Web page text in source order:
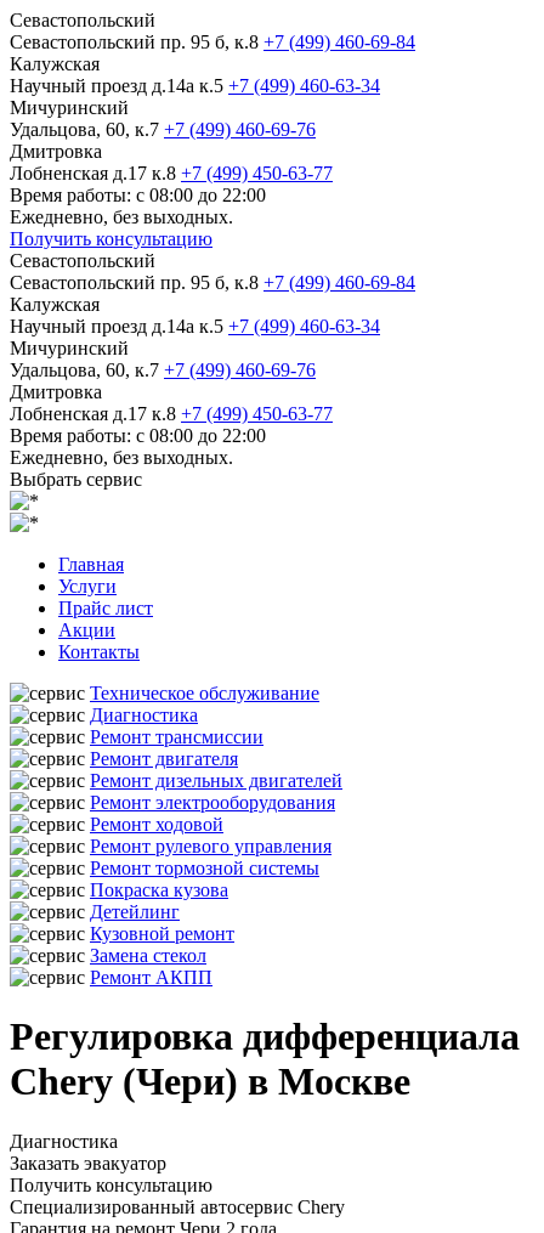
Севастопольский
Севастопольский пр. 95 б, к.8 +7 (499) 460-69-84
Калужская
Научный проезд д.14а к.5 +7 (499) 460-63-34
Мичуринский
Удальцова, 60, к.7 +7 (499) 460-69-76
Дмитровка
Лобненская д.17 к.8 +7 (499) 450-63-77
Время работы: с 08:00 до 22:00
Ежедневно, без выходных.
Получить консультацию
Севастопольский
Севастопольский пр. 95 б, к.8 +7 (499) 460-69-84
Калужская
Научный проезд д.14а к.5 +7 (499) 460-63-34
Мичуринский
Удальцова, 60, к.7 +7 (499) 460-69-76
Дмитровка
Лобненская д.17 к.8 +7 (499) 450-63-77
Время работы: с 08:00 до 22:00
Ежедневно, без выходных.
Выбрать сервис
Главная
Услуги
Прайс лист
Акции
Контакты
Техническое обслуживание
Диагностика
Ремонт трансмиссии
Ремонт двигателя
Ремонт дизельных двигателей
Ремонт электрооборудования
Ремонт ходовой
Ремонт рулевого управления
Ремонт тормозной системы
Покраска кузова
Детейлинг
Кузовной ремонт
Замена стекол
Ремонт АКПП
Регулировка дифференциала
Chery (Чери) в Москве
Диагностика
Заказать эвакуатор
Получить консультацию
Специализированный автосервис Chery
Гарантия на ремонт Чери 2 года